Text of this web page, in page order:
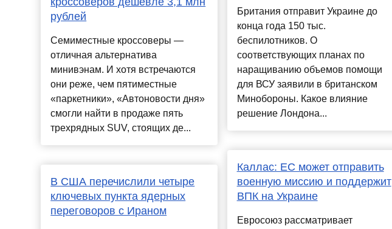
рублей
Семиместные кроссоверы —
отличная альтернатива
минивэнам. И хотя встречаются
они реже, чем пятиместные
«паркетники», «Автоновости дня»
смогли найти в продаже пять
трехрядных SUV, стоящих де...
В США перечислили четыре
ключевых пункта ядерных
переговоров с Ираном
Британия отправит Украине до
конца года 150 тыс.
беспилотников. О
соответствующих планах по
наращиванию объемов помощи
для ВСУ заявили в британском
Минобороны. Какое влияние
решение Лондона...
Каллас: ЕС может отправить
военную миссию и поддержит
ВПК на Украине
Евросоюз рассматривает